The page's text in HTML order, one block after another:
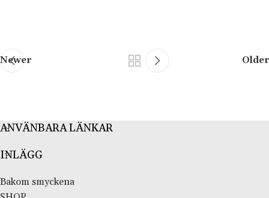
Newer Older
ANVÄNBARA LÄNKAR
INLÄGG
Bakom smyckena